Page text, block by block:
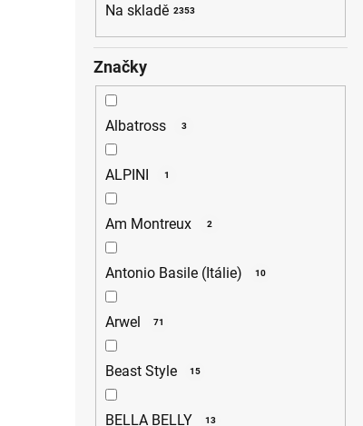
Na skladě 2353
Značky
Albatross 3
ALPINI 1
Am Montreux 2
Antonio Basile (Itálie) 10
Arwel 71
Beast Style 15
BELLA BELLY 13